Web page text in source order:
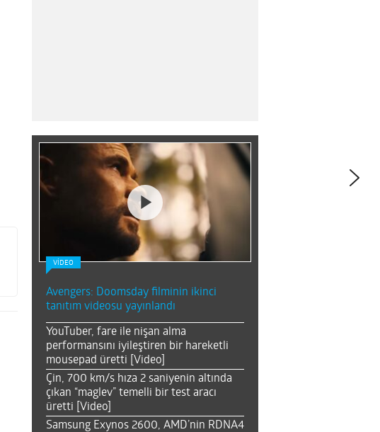
VİDEO
Avengers: Doomsday filminin ikinci
tanıtım videosu yayınlandı
YouTuber, fare ile nişan alma
performansını iyileştiren bir hareketli
mousepad üretti [Video]
Çin, 700 km/s hıza 2 saniyenin altında
çıkan “maglev” temelli bir test aracı
üretti [Video]
Samsung Exynos 2600, AMD’nin RDNA4